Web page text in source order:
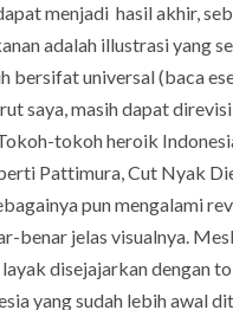
menjadi hasil akhir,
adalah illustrasi yang
bersifat universal (baca
saya, masih dapat
tokoh heroik
Pattimura, Cut Nyak
pun mengalami
benar jelas visualnya.
disejajarkan dengan
yang sudah lebih awal